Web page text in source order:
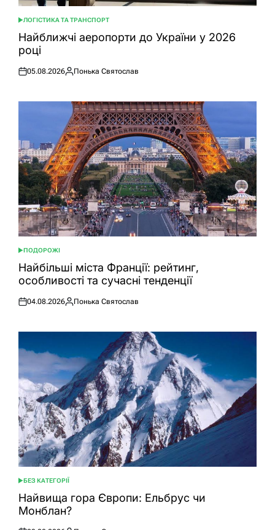
ОПУБЛІКУВАТИ
У
ЛОГІСТИКА ТА ТРАНСПОРТ
Найближчі аеропорти до України у 2026
році
Оприлюднено
05.08.2026
Опубліковано
Понька Святослав
ОПУБЛІКУВАТИ
У
ПОДОРОЖІ
Найбільші міста Франції: рейтинг,
особливості та сучасні тенденції
Оприлюднено
04.08.2026
Опубліковано
Понька Святослав
ОПУБЛІКУВАТИ
У
БЕЗ КАТЕГОРІЇ
Найвища гора Європи: Ельбрус чи
Монблан?